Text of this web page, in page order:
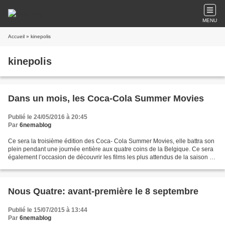
MENU
Accueil » kinepolis
kinepolis
Dans un mois, les Coca-Cola Summer Movies
Publié le 24/05/2016 à 20:45
Par 6nemablog
Ce sera la troisième édition des Coca- Cola Summer Movies, elle battra son
plein pendant une journée entière aux quatre coins de la Belgique. Ce sera
également l’occasion de découvrir les films les plus attendus de la saison en
Nous Quatre: avant-première le 8 septembre
Publié le 15/07/2015 à 13:44
Par 6nemablog